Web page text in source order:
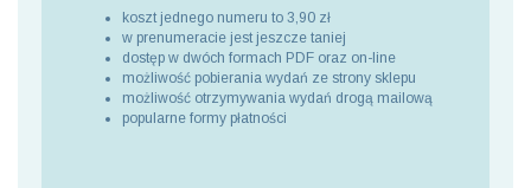
koszt jednego numeru to 3,90 zł
w prenumeracie jest jeszcze taniej
dostęp w dwóch formach PDF oraz on-line
możliwość pobierania wydań ze strony sklepu
możliwość otrzymywania wydań drogą mailową
popularne formy płatności